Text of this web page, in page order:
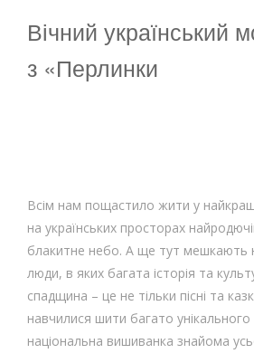
Вічний український
з «Перлинки
Всім нам пощастило жити у
на українських просторах
блакитне небо. А ще тут мешкають
люди, в яких багата історія та
спадщина – це не тільки пісні та
навчилися шити багато унікального
національна вишиванка знайома